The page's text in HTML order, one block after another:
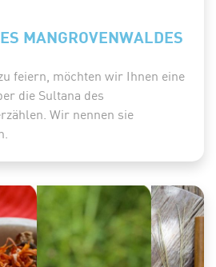
MANGROVENWALDES
feiern, möchten wir Ihnen eine
die Sultana des
Wir nennen sie